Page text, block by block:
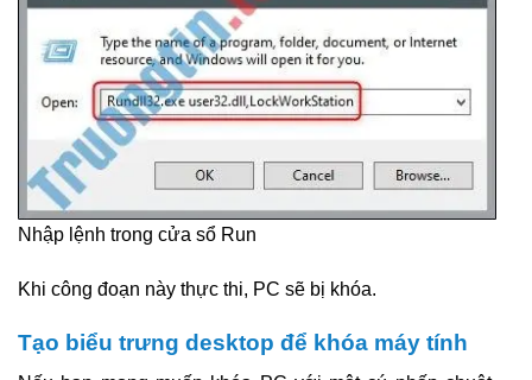
Nhập lệnh trong cửa sổ Run
Khi công đoạn này thực thi, PC sẽ bị khóa.
Tạo biểu trưng desktop để khóa máy tính